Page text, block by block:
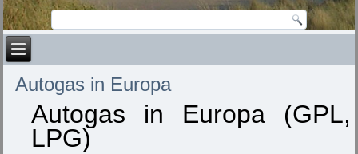
Autogas in Europa
Autogas in Europa (GPL,
LPG)